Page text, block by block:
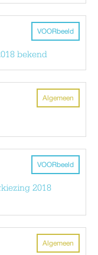
VOORbeeld
bekend
Algemeen
VOORbeeld
2018
Algemeen